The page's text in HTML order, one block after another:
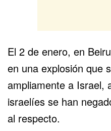
El 2 de enero, en
en una explosión que
ampliamente a Israel,
israelíes se han
al respecto.